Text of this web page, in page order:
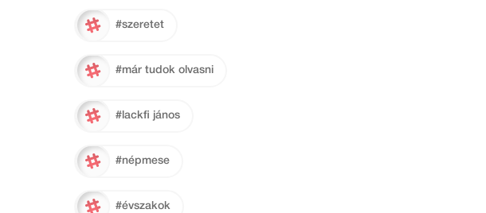
#szeretet
#már tudok olvasni
#lackfi jános
#népmese
#évszakok